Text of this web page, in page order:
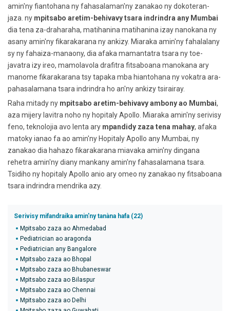
amin'ny fiantohana ny fahasalaman'ny zanakao ny dokoteran-
jaza. ny mpitsabo aretim-behivavy tsara indrindra any Mumbai
dia tena za-draharaha, matihanina matihanina izay nanokana ny
asany amin'ny fikarakarana ny ankizy. Miaraka amin'ny fahalalany
sy ny fahaiza-manaony, dia afaka mamantatra tsara ny toe-
javatra izy ireo, mamolavola drafitra fitsaboana manokana ary
manome fikarakarana tsy tapaka mba hiantohana ny vokatra ara-
pahasalamana tsara indrindra ho an'ny ankizy tsirairay.
Raha mitady ny mpitsabo aretim-behivavy ambony ao Mumbai,
aza mijery lavitra noho ny hopitaly Apollo. Miaraka amin'ny serivisy
feno, teknolojia avo lenta ary mpandidy zaza tena mahay, afaka
matoky ianao fa ao amin'ny Hopitaly Apollo any Mumbai, ny
zanakao dia hahazo fikarakarana miavaka amin'ny dingana
rehetra amin'ny diany mankany amin'ny fahasalamana tsara.
Tsidiho ny hopitaly Apollo anio ary omeo ny zanakao ny fitsaboana
tsara indrindra mendrika azy.
Serivisy mifandraika amin'ny tanàna hafa (22)
Mpitsabo zaza ao Ahmedabad
Pediatrician ao aragonda
Pediatrician any Bangalore
Mpitsabo zaza ao Bhopal
Mpitsabo zaza ao Bhubaneswar
Mpitsabo zaza ao Bilaspur
Mpitsabo zaza ao Chennai
Mpitsabo zaza ao Delhi